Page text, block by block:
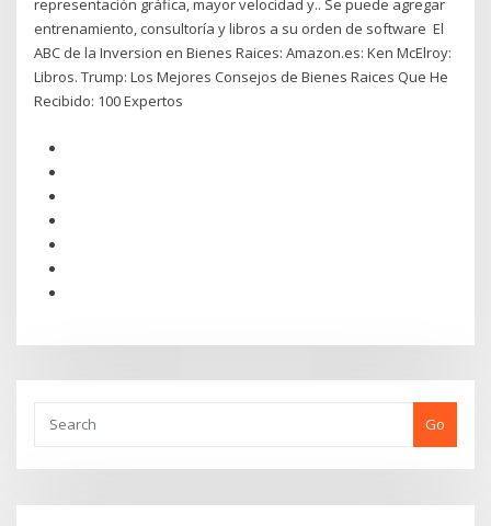
representación gráfica, mayor velocidad y.. Se puede agregar
entrenamiento, consultoría y libros a su orden de software El
ABC de la Inversion en Bienes Raices: Amazon.es: Ken McElroy:
Libros. Trump: Los Mejores Consejos de Bienes Raices Que He
Recibido: 100 Expertos
Go